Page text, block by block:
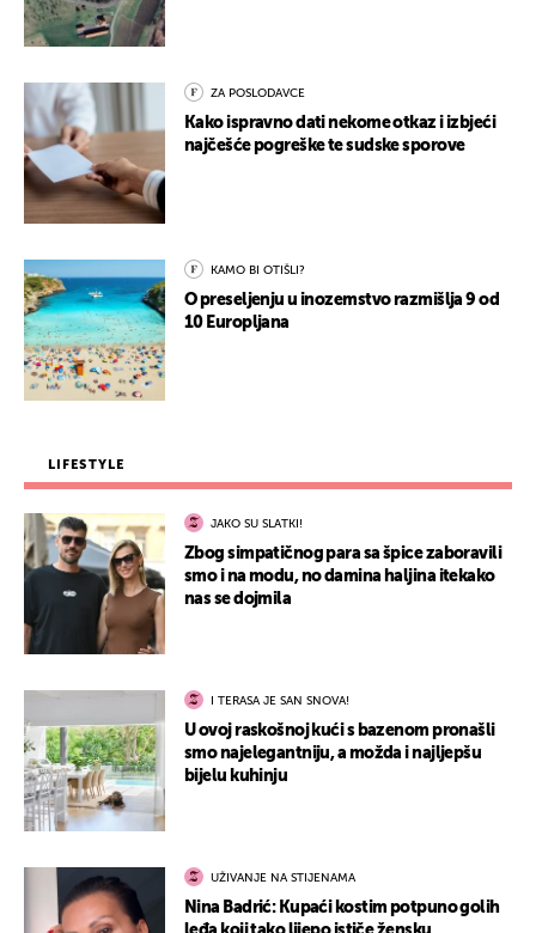
ZA POSLODAVCE
Kako ispravno dati nekome otkaz i izbjeći
najčešće pogreške te sudske sporove
KAMO BI OTIŠLI?
O preseljenju u inozemstvo razmišlja 9 od
10 Europljana
LIFESTYLE
JAKO SU SLATKI!
Zbog simpatičnog para sa špice zaboravili
smo i na modu, no damina haljina itekako
nas se dojmila
I TERASA JE SAN SNOVA!
U ovoj raskošnoj kući s bazenom pronašli
smo najelegantniju, a možda i najljepšu
bijelu kuhinju
UŽIVANJE NA STIJENAMA
Nina Badrić: Kupaći kostim potpuno golih